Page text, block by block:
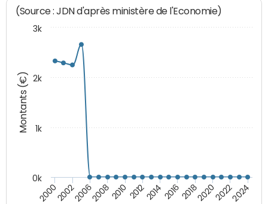
Montants (€)
(Source : JDN d'après ministère de l'Economie)
20002002200620082010 2012201420162018202020222024
0k
1k
2k
3k